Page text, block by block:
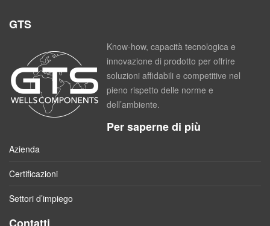
GTS
Know-how, capacità tecnologica e
innovazione di prodotto per offrire
soluzioni affidabili e competitive nel
pieno rispetto delle norme e
dell’ambiente.
Per saperne di più
Azienda
Certificazioni
Settori d’impiego